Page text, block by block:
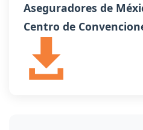
Aseguradores de
Centro de